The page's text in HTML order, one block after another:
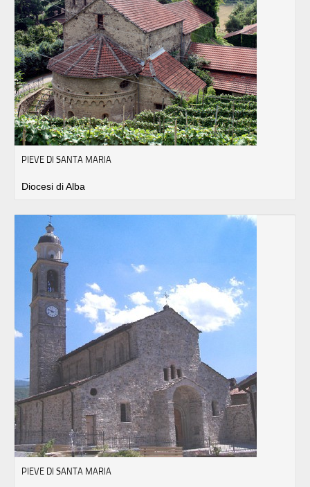
PIEVE DI SANTA MARIA
Diocesi di Alba
PIEVE DI SANTA MARIA